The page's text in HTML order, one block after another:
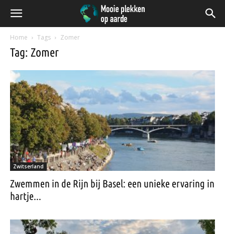
Home Tags Zomer
Tag: Zomer
Zwitserland
Zwemmen in de Rijn bij Basel: een unieke ervaring in
hartje...